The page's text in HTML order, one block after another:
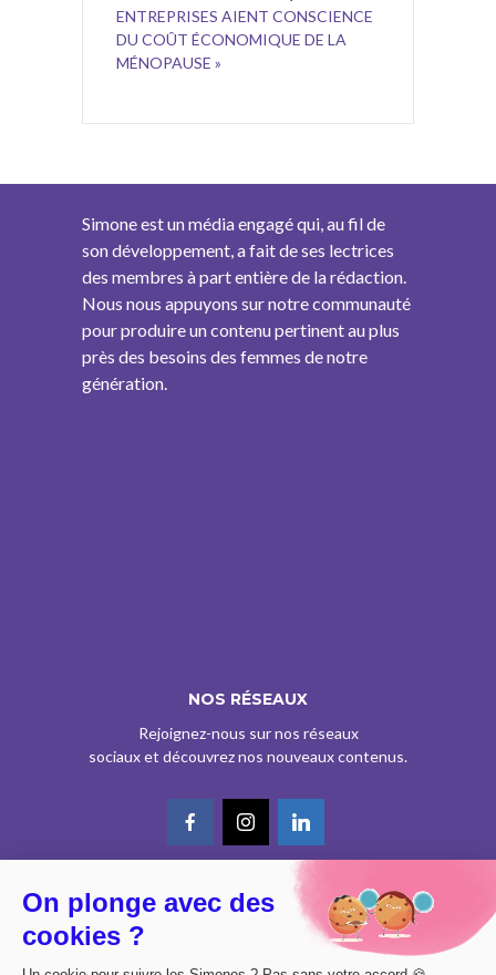
ENTREPRISES AIENT CONSCIENCE
DU COÛT ÉCONOMIQUE DE LA
MÉNOPAUSE »
Simone est un média engagé qui, au fil de
son développement, a fait de ses lectrices
des membres à part entière de la rédaction.
Nous nous appuyons sur notre communauté
pour produire un contenu pertinent au plus
près des besoins des femmes de notre
génération.
NOS RÉSEAUX
Rejoignez-nous sur nos réseaux
sociaux et découvrez nos nouveaux contenus.
© CE SITE EST AGRÉÉ COMME SERVICE DE PRESSE EN LIGNE PAR LA
CPPAP SOUS LE N° 0626 Z 93934 (IPG ART.39BISA CGI)
On plonge avec des
cookies ?